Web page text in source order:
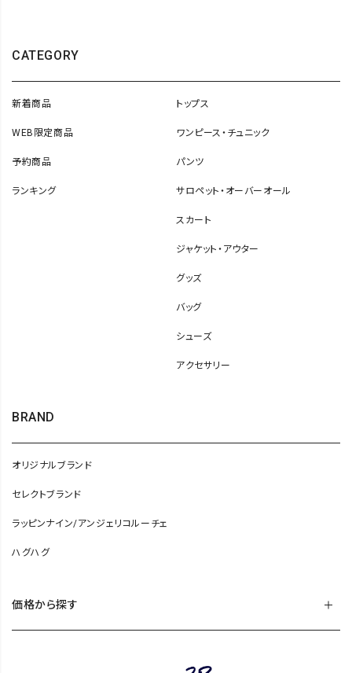
CATEGORY
新着商品
WEB限定商品
予約商品
ランキング
トップス
ワンピース・チュニック
パンツ
サロペット・オーバーオール
スカート
ジャケット・アウター
グッズ
バッグ
シューズ
アクセサリー
BRAND
オリジナルブランド
セレクトブランド
ラッピンナイン/アンジェリコルーチェ
ハグハグ
価格から探す